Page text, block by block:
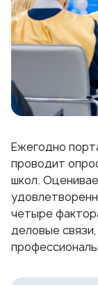
Ежегодно
проводит
школ.
четыре
деловые